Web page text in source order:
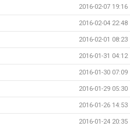
2016-02-07 19:16
2016-02-04 22:48
2016-02-01 08:23
2016-01-31 04:12
2016-01-30 07:09
2016-01-29 05:30
2016-01-26 14:53
2016-01-24 20:35